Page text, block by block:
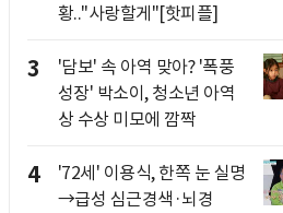
황.."사랑할게"[핫피플]
3
'담보' 속 아역 맞아? '폭풍
성장' 박소이, 청소년 아역
상 수상 미모에 깜짝
4
'72세' 이용식, 한쪽 눈 실명
→급성 심근경색·뇌경